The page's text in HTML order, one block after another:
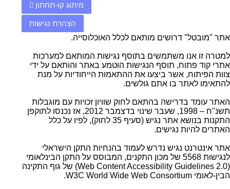
מיתוג קו-תחתון
הצהרת נגישות
אתר "מובטל" דרושים מותאם לכלל האוכלוסייה.
למטרה זו אנו משתמשים בתוסף נגישות המותאם למערכות
אתרי קוד פתוח, תוסף הנגישות הוטמע באתר והותאם על ידי
צוות הפיתוח, אשר ביצעו את ההתאמות הייחודיות על מנת
להתאימו לאתר בו אתם גולשים.
האתר עומד בדרישה בהתאם לחוק שוויון זכויות עם מוגבלות
תשנ"ח – 1998, שעבר שינוי בדצמבר 2012, אז נכנסו לתוקפן
התקנות בנושא אתר נגיש (סעיף 35 לחוק), לפיו על כלל
האתרים להיות נגישים.
אתר אינטרנט נגיש נדרש לעמוד בהנחיות התקן הישראלי
לנגישות 5568 של מכון התקנים, המבוסס על התקן הבינלאומי
(Web Content Accessibility Guidelines 2.0) של גוף התקינה
הבין-לאומי W3C World Wide Web Consortium.